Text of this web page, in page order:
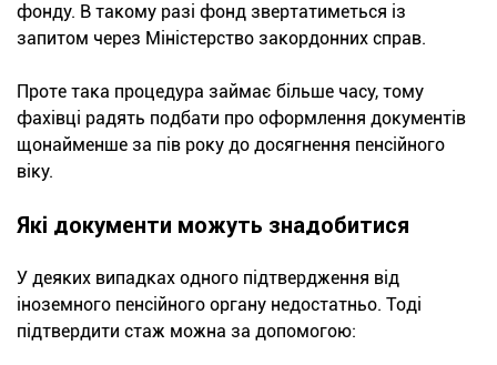
фонду. В такому разі фонд звертатиметься із
запитом через Міністерство закордонних справ.
Проте така процедура займає більше часу, тому
фахівці радять подбати про оформлення документів
щонайменше за пів року до досягнення пенсійного
віку.
Які документи можуть знадобитися
У деяких випадках одного підтвердження від
іноземного пенсійного органу недостатньо. Тоді
підтвердити стаж можна за допомогою: